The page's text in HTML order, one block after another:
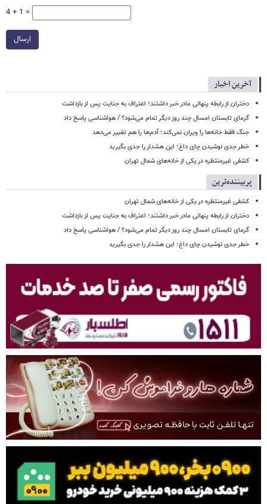
4 + 1 =
ارسال
آخرین اخبار
دختران از رابطه پنهانی مادر خبر داشتند؛ اعتراف به جنایت پس از بازداشت
گرمای تابستان امسال چند روز دیگر تمام می‌شود؟ / هواشناسی پاسخ داد
جنگ فقط خانه‌ها را ویران نمی‌کند؛ آدم‌ها را هم تغییر می‌دهد
خطر جدی نوشیدن چای داغ؛ این هشدار را جدی بگیرید
کشفی غیرمنتظره در یکی از خانه‌های شمال تهران
پربیننده‌ترین
کشفی غیرمنتظره در یکی از خانه‌های شمال تهران
دختران از رابطه پنهانی مادر خبر داشتند؛ اعتراف به جنایت پس از بازداشت
گرمای تابستان امسال چند روز دیگر تمام می‌شود؟ / هواشناسی پاسخ داد
خطر جدی نوشیدن چای داغ؛ این هشدار را جدی بگیرید